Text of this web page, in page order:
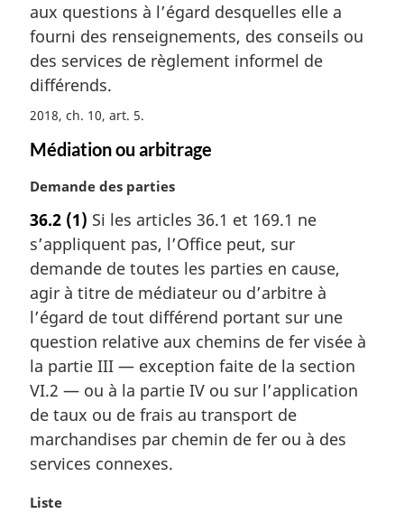
g
i
n
a
e
:
aux questions à l’égard desquelles elle a
fourni des renseignements, des conseils ou
des services de règlement informel de
différends.
2018, ch. 10, art. 5
Médiation ou arbitrage
N
t
e
m
a
g
i
n
a
e
:
Demande des parties
36.2 (1) Si les articles 36.1 et 169.1 ne
s’appliquent pas, l’Office peut, sur
demande de toutes les parties en cause,
agir à titre de médiateur ou d’arbitre à
l’égard de tout différend portant sur une
question relative aux chemins de fer visée à
la partie III — exception faite de la section
VI.2 — ou à la partie IV ou sur l’application
de taux ou de frais au transport de
marchandises par chemin de fer ou à des
services connexes.
N
Liste